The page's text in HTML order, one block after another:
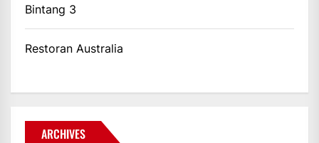
Bintang 3
Restoran Australia
ARCHIVES